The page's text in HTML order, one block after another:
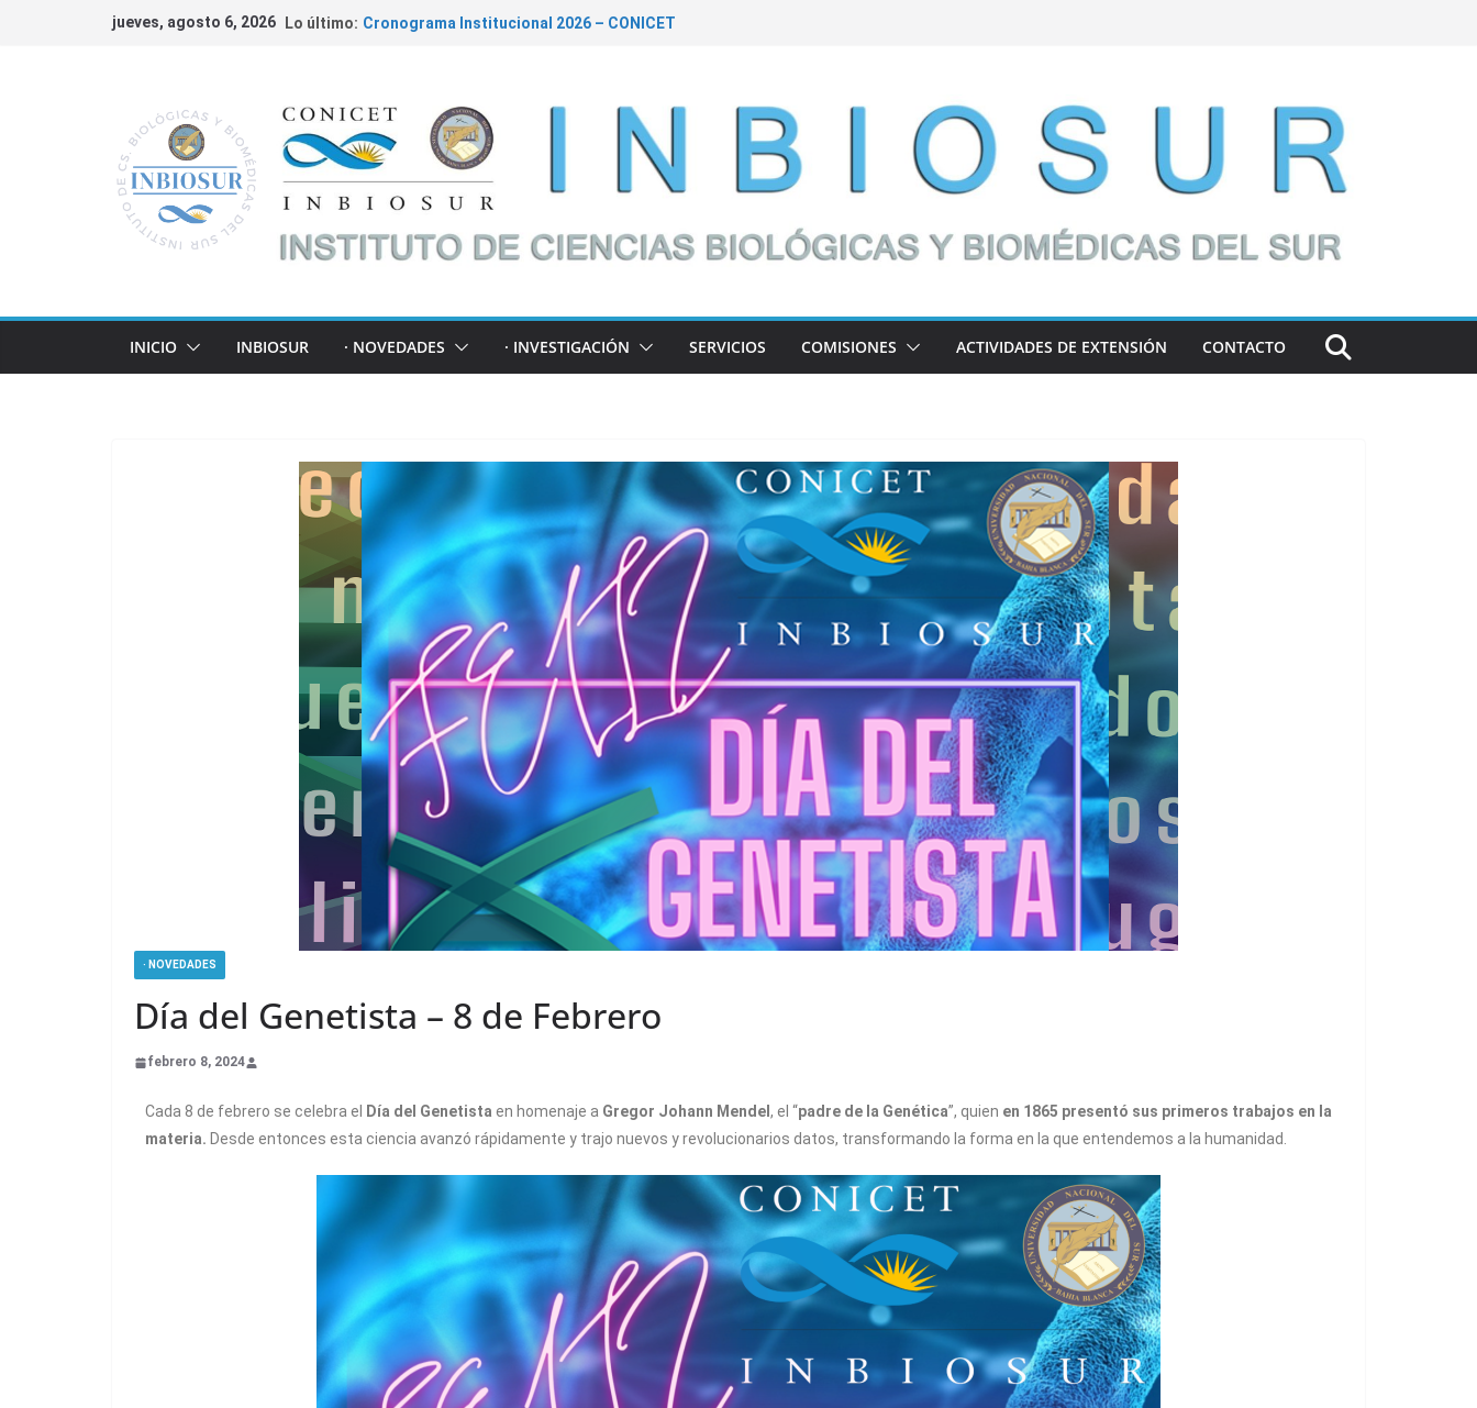
jueves, agosto 6, 2026 Lo último: Cronograma Institucional 2026 – CONICET
INBIOSUR y su aporte al desarrollo de políticas públicas
locales
Cáncer de Colon | Charla abierta a la comunidad
INICIO INBIOSUR · NOVEDADES · INVESTIGACIÓN SERVICIOS COMISIONES ACTIVIDADES DE EXTENSIÓN CONTACTO
· NOVEDADES
Día del Genetista – 8 de Febrero
febrero 8, 2024
Cada 8 de febrero se celebra el Día del Genetista en homenaje a Gregor Johann Mendel , el “padre de la Genética”, quien en 1865 presentó sus primeros trabajos en la
materia. Desde entonces esta ciencia avanzó rápidamente y trajo nuevos y revolucionarios datos, transformando la forma en la que entendemos a la humanidad.